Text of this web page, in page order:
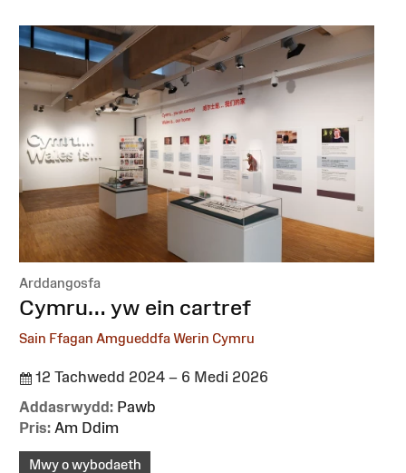
Arddangosfa
:Cymru… yw ein cartref
Sain Ffagan Amgueddfa Werin Cymru
12 Tachwedd 2024 – 6 Medi 2026
Addasrwydd: Pawb
Pris: Am Ddim
Mwy o wybodaeth